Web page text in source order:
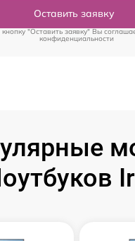
Оставить заявку
"Оставить заявку" Вы
конфиденциальности